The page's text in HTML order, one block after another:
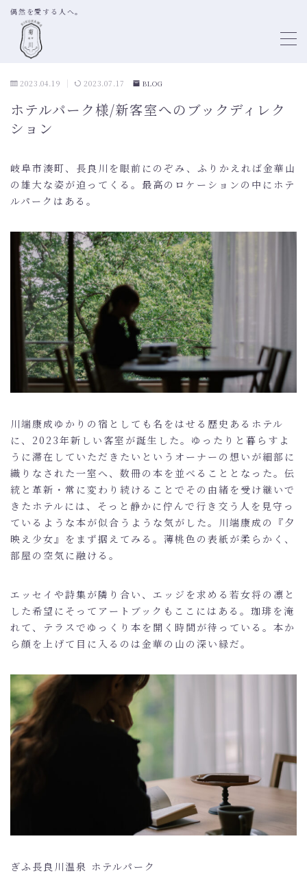
偶然を愛する人へ。
MENU
ABOUT
SELECTION OF BOOKS
LITTLE FREE LIBRARY
PROFILE
WORKS
CASE
MEDIA
NEWS
BLOG
CONTACT
ONLINE SHOP
2023.04.19 2023.07.17 BLOG
ホテルパーク様/新客室へのブックディレク
ション
岐阜市湊町、長良川を眼前にのぞみ、ふりかえれば金華山
の雄大な姿が迫ってくる。最高のロケーションの中にホテ
ルパークはある。
川端康成ゆかりの宿としても名をはせる歴史あるホテル
に、2023年新しい客室が誕生した。ゆったりと暮らすよ
うに滞在していただきたいというオーナーの想いが細部に
織りなされた一室へ、数冊の本を並べることとなった。伝
統と革新・常に変わり続けることでその由緒を受け継いで
きたホテルには、そっと静かに佇んで行き交う人を見守っ
ているような本が似合うような気がした。川端康成の『夕
映え少女』をまず据えてみる。薄桃色の表紙が柔らかく、
部屋の空気に融ける。
エッセイや詩集が隣り合い、エッジを求める若女将の凛と
した希望にそってアートブックもここにはある。珈琲を淹
れて、テラスでゆっくり本を開く時間が待っている。本か
ら顔を上げて目に入るのは金華の山の深い緑だ。
ぎふ長良川温泉 ホテルパーク